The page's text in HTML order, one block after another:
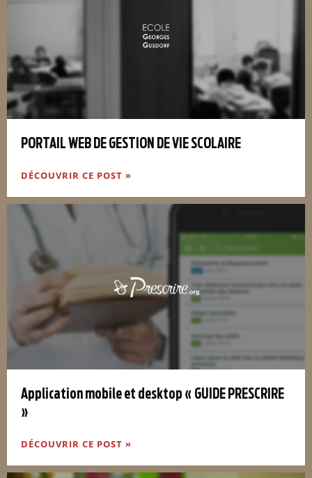
PORTAIL WEB DE GESTION DE VIE SCOLAIRE
DÉCOUVRIR CE POST »
Application mobile et desktop « GUIDE PRESCRIRE
»
DÉCOUVRIR CE POST »